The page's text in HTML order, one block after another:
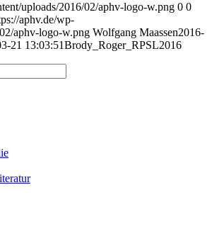
uploads/2016/02/aphv-logo-w.png 0 0
aphv.de/wp-
aphv-logo-w.png Wolfgang Maassen2016-
21 13:03:51Brody_Roger_RPSL2016